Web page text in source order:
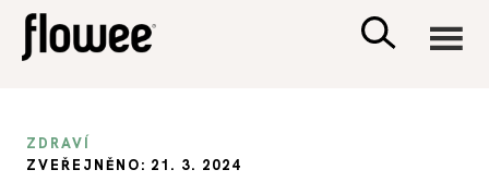
ZDRAVÍ
ZVEŘEJNĚNO: 21. 3. 2024